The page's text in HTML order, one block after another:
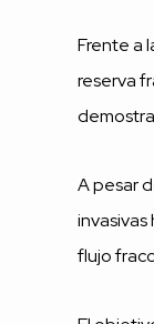
Frente a
reserva
A pesar
flujo